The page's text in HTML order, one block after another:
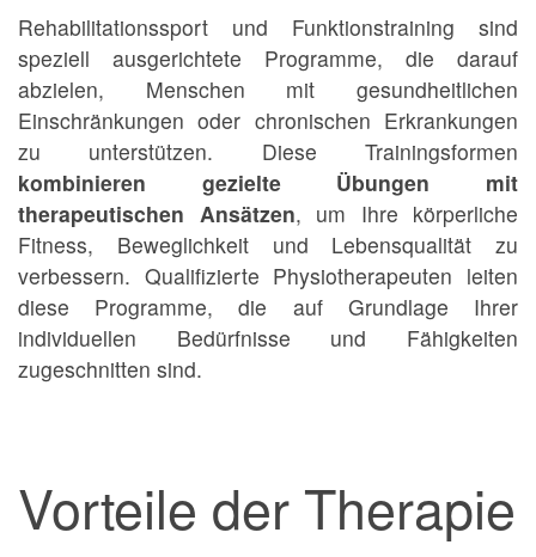
Rehabilitationssport und Funktionstraining sind
speziell ausgerichtete Programme, die darauf
abzielen, Menschen mit gesundheitlichen
Einschränkungen oder chronischen Erkrankungen
zu unterstützen. Diese Trainingsformen
kombinieren gezielte Übungen mit
therapeutischen Ansätzen, um Ihre körperliche
Fitness, Beweglichkeit und Lebensqualität zu
verbessern. Qualifizierte Physiotherapeuten leiten
diese Programme, die auf Grundlage Ihrer
individuellen Bedürfnisse und Fähigkeiten
zugeschnitten sind.
Vorteile der Therapie